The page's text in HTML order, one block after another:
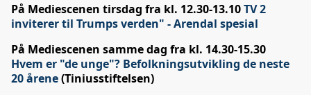
På Mediescenen tirsdag fra kl. 12.30-13.10TV 2
inviterer til Trumps verden" - Arendal spesial
På Mediescenen samme dag fra kl. 14.30-15.30
Hvem er "de unge"? Befolkningsutvikling de neste
20 årene(Tiniusstiftelsen)